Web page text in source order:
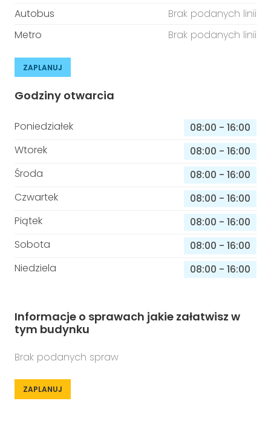
Autobus
Brak podanych linii
Metro
Brak podanych linii
ZAPLANUJ
Godziny otwarcia
Poniedziałek 08:00 - 16:00
Wtorek
08:00 - 16:00
Środa
08:00 - 16:00
Czwartek
08:00 - 16:00
Piątek
08:00 - 16:00
Sobota
08:00 - 16:00
Niedziela
08:00 - 16:00
Informacje o sprawach jakie załatwisz w
tym budynku
Brak podanych spraw
ZAPLANUJ